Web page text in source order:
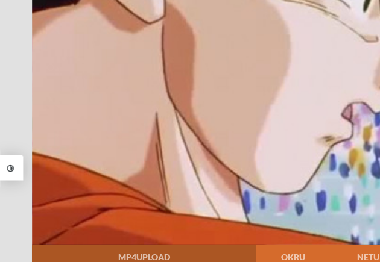
MP4UPLOAD OKRU NETU